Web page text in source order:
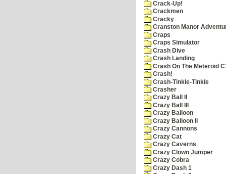
Crack-Up!
Crackmen
Cracky
Cranston Manor
Craps
Craps Simulator
Crash Dive
Crash Landing
Crash On The Meteroid
Crash!
Crash-Tinkle-Tinkle
Crasher
Crazy Ball II
Crazy Ball III
Crazy Balloon
Crazy Balloon II
Crazy Cannons
Crazy Cat
Crazy Caverns
Crazy Clown Jumper
Crazy Cobra
Crazy Dash 1